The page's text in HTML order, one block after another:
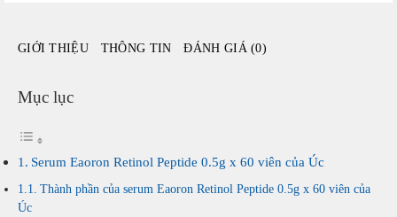
sốGIỚI THIỆU THÔNG TIN ĐÁNH GIÁ (0)
Mục lục
Serum Eaoron Retinol Peptide 0.5g x 60 viên của Úc
Thành phần của serum Eaoron Retinol Peptide 0.5g x 60 viên của
Úc